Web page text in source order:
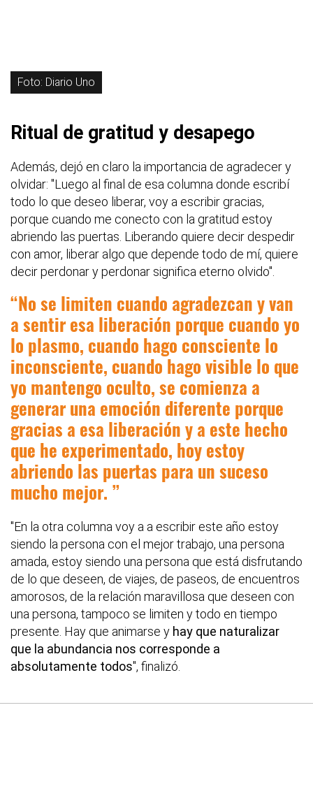
Foto: Diario Uno
Ritual de gratitud y desapego
Además, dejó en claro la importancia de agradecer y
olvidar: "Luego al final de esa columna donde escribí
todo lo que deseo liberar, voy a escribir gracias,
porque cuando me conecto con la gratitud estoy
abriendo las puertas. Liberando quiere decir despedir
con amor, liberar algo que depende todo de mí, quiere
decir perdonar y perdonar significa eterno olvido".
No se limiten cuando agradezcan y van
a sentir esa liberación porque cuando yo
lo plasmo, cuando hago consciente lo
inconsciente, cuando hago visible lo que
yo mantengo oculto, se comienza a
generar una emoción diferente porque
gracias a esa liberación y a este hecho
que he experimentado, hoy estoy
abriendo las puertas para un suceso
mucho mejor.
"En la otra columna voy a a escribir este año estoy
siendo la persona con el mejor trabajo, una persona
amada, estoy siendo una persona que está disfrutando
de lo que deseen, de viajes, de paseos, de encuentros
amorosos, de la relación maravillosa que deseen con
una persona, tampoco se limiten y todo en tiempo
presente. Hay que animarse y hay que naturalizar
que la abundancia nos corresponde a
absolutamente todos", finalizó.